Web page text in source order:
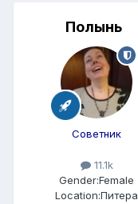
Полынь
Советник
11.1k
Gender:Female
Location:Питера